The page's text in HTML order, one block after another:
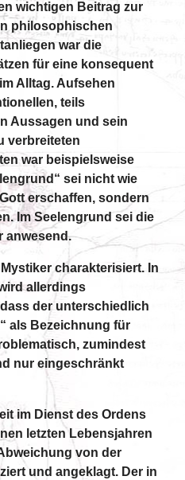
wichtigen Beitrag zur
philosophischen
war die
für eine konsequent
Alltag. Aufsehen
teils
Aussagen und sein
verbreiteten
war beispielsweise
sei nicht wie
erschaffen, sondern
Im Seelengrund sei die
anwesend.
charakterisiert. In
allerdings
der unterschiedlich
als Bezeichnung für
zumindest
nur eingeschränkt
im Dienst des Ordens
letzten Lebensjahren
von der
und angeklagt. Der in